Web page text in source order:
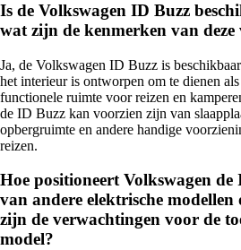
Is de Volkswagen ID Buzz
wat zijn de kenmerken van
Ja, de Volkswagen ID Buzz is
het interieur is ontworpen om te dienen
functionele ruimte voor reizen en
de ID Buzz kan voorzien zijn van
opbergruimte en andere handige
reizen.
Hoe positioneert Volkswagen de
van andere elektrische
zijn de verwachtingen voor de
model?